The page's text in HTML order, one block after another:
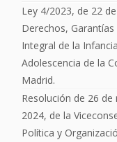
Ley 4/2023, de 22
Derechos,
Integral de la
Adolescencia de la
Madrid.
Resolución de 26
2024, de la
Política y